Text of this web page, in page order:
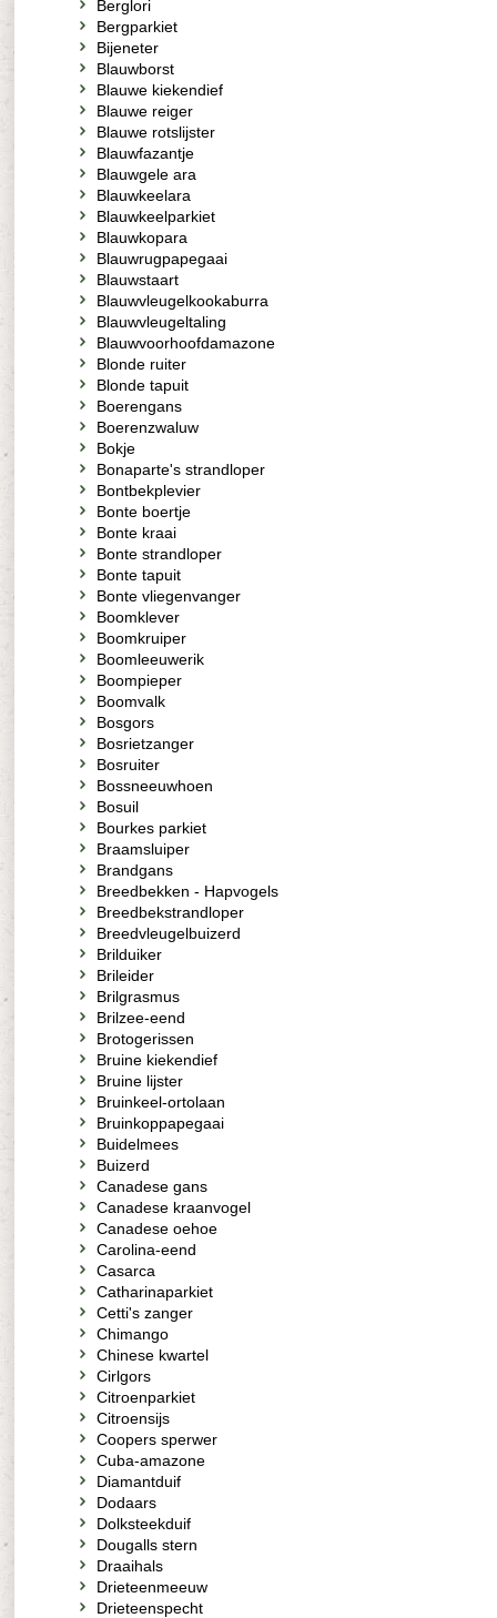
Berglori
Bergparkiet
Bijeneter
Blauwborst
Blauwe kiekendief
Blauwe reiger
Blauwe rotslijster
Blauwfazantje
Blauwgele ara
Blauwkeelara
Blauwkeelparkiet
Blauwkopara
Blauwrugpapegaai
Blauwstaart
Blauwvleugelkookaburra
Blauwvleugeltaling
Blauwvoorhoofdamazone
Blonde ruiter
Blonde tapuit
Boerengans
Boerenzwaluw
Bokje
Bonaparte's strandloper
Bontbekplevier
Bonte boertje
Bonte kraai
Bonte strandloper
Bonte tapuit
Bonte vliegenvanger
Boomklever
Boomkruiper
Boomleeuwerik
Boompieper
Boomvalk
Bosgors
Bosrietzanger
Bosruiter
Bossneeuwhoen
Bosuil
Bourkes parkiet
Braamsluiper
Brandgans
Breedbekken - Hapvogels
Breedbekstrandloper
Breedvleugelbuizerd
Brilduiker
Brileider
Brilgrasmus
Brilzee-eend
Brotogerissen
Bruine kiekendief
Bruine lijster
Bruinkeel-ortolaan
Bruinkoppapegaai
Buidelmees
Buizerd
Canadese gans
Canadese kraanvogel
Canadese oehoe
Carolina-eend
Casarca
Catharinaparkiet
Cetti's zanger
Chimango
Chinese kwartel
Cirlgors
Citroenparkiet
Citroensijs
Coopers sperwer
Cuba-amazone
Diamantduif
Dodaars
Dolksteekduif
Dougalls stern
Draaihals
Drieteenmeeuw
Drieteenspecht